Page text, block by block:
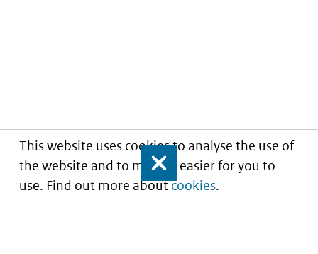
This website uses cookies to analyse the use of
the website and to make it easier for you to
use. Find out more aboutcookies.
Close